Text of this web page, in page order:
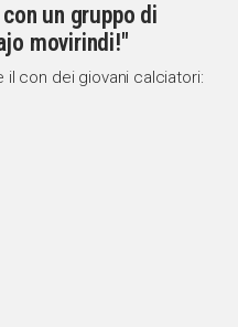
un gruppo di
movirindi!"
il con dei giovani calciatori: